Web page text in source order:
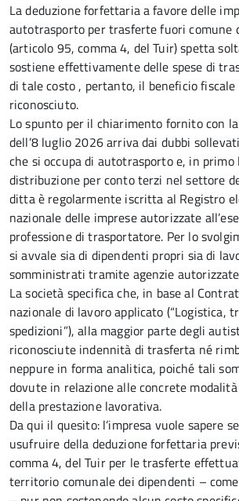
La deduzione forfettaria a favore delle
autotrasporto per trasferte fuori comune
(articolo 95, comma 4, del Tuir) spetta
sostiene effettivamente delle spese di
di tale costo , pertanto, il beneficio fiscale
riconosciuto.
Lo spunto per il chiarimento fornito con la
dell’8 luglio 2026 arriva dai dubbi
che si occupa di autotrasporto e, in primo
distribuzione per conto terzi nel settore
ditta è regolarmente iscritta al Registro
nazionale delle imprese autorizzate
professione di trasportatore. Per lo
si avvale sia di dipendenti propri sia di
somministrati tramite agenzie
La società specifica che, in base al
nazionale di lavoro applicato (“Logistica,
spedizioni”), alla maggior parte degli
riconosciute indennità di trasferta né
neppure in forma analitica, poiché tali
dovute in relazione alle concrete
della prestazione lavorativa.
Da qui il quesito: l’impresa vuole sapere
usufruire della deduzione forfettaria
comma 4, del Tuir per le trasferte
territorio comunale dei dipendenti –